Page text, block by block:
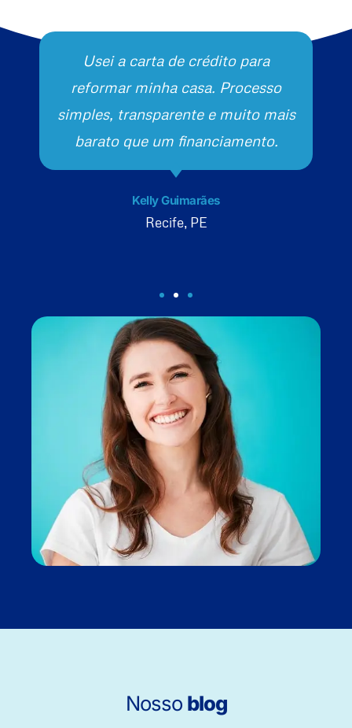
Usei a carta de crédito para
reformar minha casa. Processo
simples, transparente e muito mais
barato que um financiamento.
Kelly Guimarães
Recife, PE
Nosso blog